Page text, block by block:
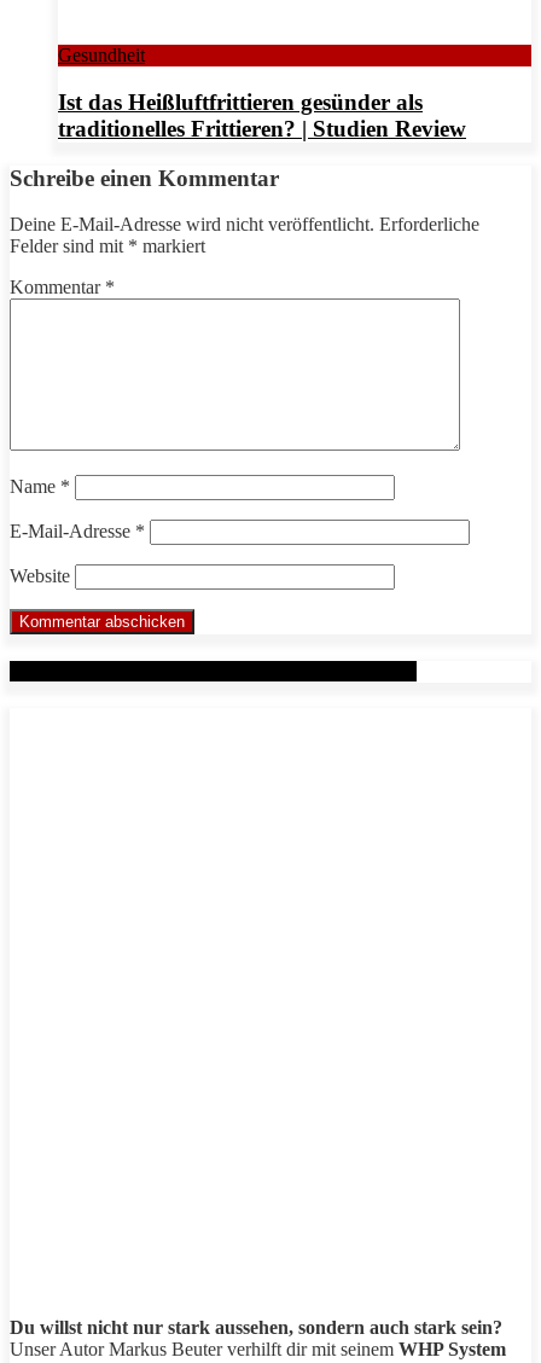
Gesundheit
Ist das Heißluftfrittieren gesünder als
traditionelles Frittieren? | Studien Review
Schreibe einen Kommentar
Deine E-Mail-Adresse wird nicht veröffentlicht. Erforderliche
Felder sind mit * markiert
Kommentar *
Name *
E-Mail-Adresse *
Website
Du willst nicht nur stark aussehen, sondern auch stark sein?
Unser Autor Markus Beuter verhilft dir mit seinem WHP System